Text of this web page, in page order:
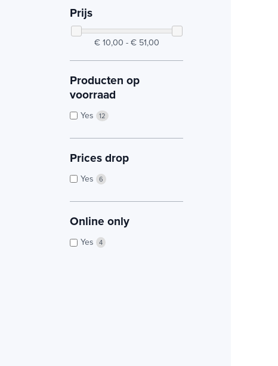
Prijs
€ 10,00 - € 51,00
Producten op
voorraad
Yes 12
Prices drop
Yes 6
Online only
Yes 4